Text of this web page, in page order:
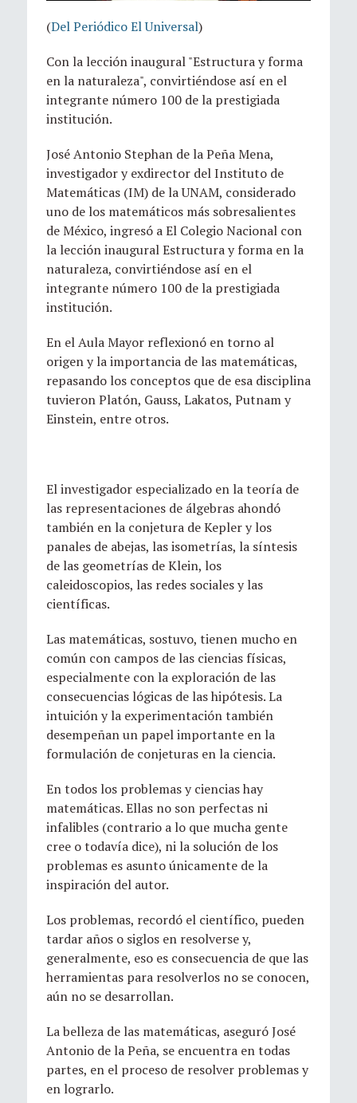
(Del Periódico El Universal)
Con la lección inaugural "Estructura y forma
en la naturaleza", convirtiéndose así en el
integrante número 100 de la prestigiada
institución.
José Antonio Stephan de la Peña Mena,
investigador y exdirector del Instituto de
Matemáticas (IM) de la UNAM, considerado
uno de los matemáticos más sobresalientes
de México, ingresó a El Colegio Nacional con
la lección inaugural Estructura y forma en la
naturaleza, convirtiéndose así en el
integrante número 100 de la prestigiada
institución.
En el Aula Mayor reflexionó en torno al
origen y la importancia de las matemáticas,
repasando los conceptos que de esa disciplina
tuvieron Platón, Gauss, Lakatos, Putnam y
Einstein, entre otros.
El investigador especializado en la teoría de
las representaciones de álgebras ahondó
también en la conjetura de Kepler y los
panales de abejas, las isometrías, la síntesis
de las geometrías de Klein, los
caleidoscopios, las redes sociales y las
científicas.
Las matemáticas, sostuvo, tienen mucho en
común con campos de las ciencias físicas,
especialmente con la exploración de las
consecuencias lógicas de las hipótesis. La
intuición y la experimentación también
desempeñan un papel importante en la
formulación de conjeturas en la ciencia.
En todos los problemas y ciencias hay
matemáticas. Ellas no son perfectas ni
infalibles (contrario a lo que mucha gente
cree o todavía dice), ni la solución de los
problemas es asunto únicamente de la
inspiración del autor.
Los problemas, recordó el científico, pueden
tardar años o siglos en resolverse y,
generalmente, eso es consecuencia de que las
herramientas para resolverlos no se conocen,
aún no se desarrollan.
La belleza de las matemáticas, aseguró José
Antonio de la Peña, se encuentra en todas
partes, en el proceso de resolver problemas y
en lograrlo.